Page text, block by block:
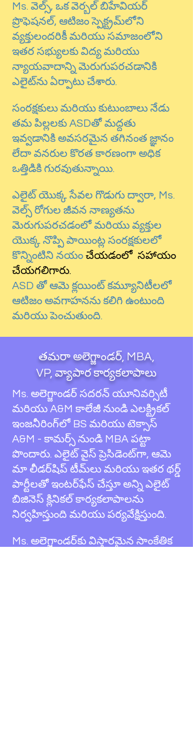
Ms. వెల్స్, ఒక వెర్బల్ బిహేవియర్
ప్రొఫెషనల్, ఆటిజం స్పెక్ట్రమ్‌లోని
వ్యక్తులందరికీ మరియు సమాజంలోని
ఇతర సభ్యులకు విద్య మరియు
న్యాయవాదాన్ని మెరుగుపరచడానికి
ఎలైట్‌ను ఏర్పాటు చేశారు.
సంరక్షకులు మరియు కుటుంబాలు నేడు
తమ పిల్లలకు ASDతో మద్దతు
ఇవ్వడానికి అవసరమైన తగినంత జ్ఞానం
లేదా వనరుల కొరత కారణంగా అధిక
ఒత్తిడికి గురవుతున్నాయి.
ఎలైట్ యొక్క సేవల గొడుగు ద్వారా, Ms.
వెల్స్ రోగుల జీవన నాణ్యతను
మెరుగుపరచడంలో మరియు వ్యక్తుల
యొక్క నొప్పి పాయింట్ల సంరక్షకులలో
కొన్నింటిని నయం చేయడంలో సహాయం
చేయగలిగారు.
ASD తో ఆమె క్లయింట్ కమ్యూనిటీలలో
ఆటిజం అవగాహనను కలిగి ఉంటుంది
మరియు పెంచుతుంది.
తమరా అలెగ్జాండర్, MBA,
VP, వ్యాపార కార్యకలాపాలు
Ms. అలెగ్జాండర్ సదరన్ యూనివర్సిటీ
మరియు A&M కాలేజీ నుండి ఎలక్ట్రికల్
ఇంజనీరింగ్‌లో BS మరియు టెక్సాస్
A&M - కామర్స్ నుండి MBA పట్టా
పొందారు. ఎలైట్ వైస్ ప్రెసిడెంట్‌గా, ఆమె
మా లీడర్‌షిప్ టీమ్‌లు మరియు ఇతర థర్డ్
పార్టీలతో ఇంటర్‌ఫేస్ చేస్తూ అన్ని ఎలైట్
బిజినెస్ క్లినికల్ కార్యకలాపాలను
నిర్వహిస్తుంది మరియు పర్యవేక్షిస్తుంది.
Ms. అలెగ్జాండర్‌కు విస్తారమైన సాంకేతిక